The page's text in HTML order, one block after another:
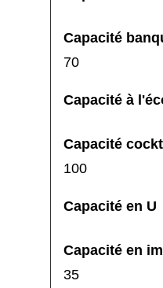
70
100
35